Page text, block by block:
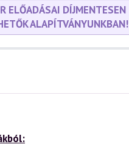
ELŐADÁSAI DÍJMENTESEN
ALAPÍTVÁNYUNKBAN!